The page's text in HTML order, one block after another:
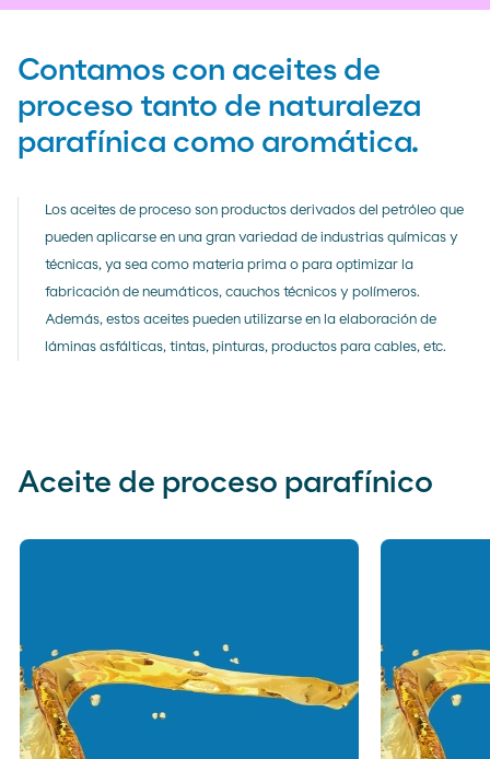
Contamos con aceites de
proceso tanto de naturaleza
parafínica como aromática.
Los aceites de proceso son productos derivados del petróleo que
pueden aplicarse en una gran variedad de industrias químicas y
técnicas, ya sea como materia prima o para optimizar la
fabricación de neumáticos, cauchos técnicos y polímeros.
Además, estos aceites pueden utilizarse en la elaboración de
láminas asfálticas, tintas, pinturas, productos para cables, etc.
Aceite de proceso parafínico